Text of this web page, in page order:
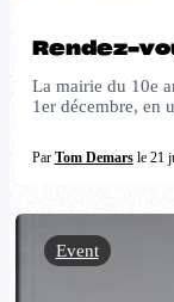
Rendez-
La mairie du 10e
1er décembre, en
Par Tom Demarsle 21
Event